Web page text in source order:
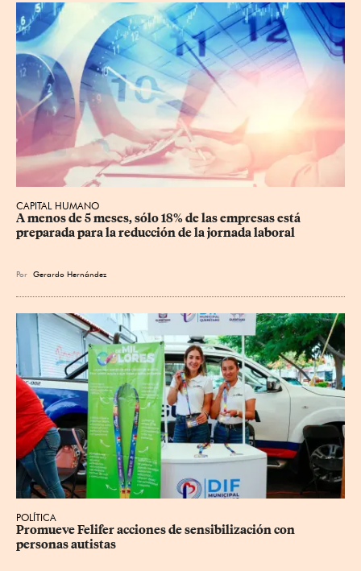
CAPITAL HUMANO
A menos de 5 meses, sólo 18% de las empresas está
preparada para la reducción de la jornada laboral
Por Gerardo Hernández
POLÍTICA
Promueve Felifer acciones de sensibilización con
personas autistas